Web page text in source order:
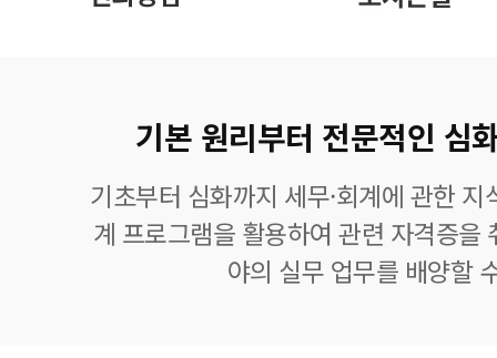
기본 원리부터 전문적인 심
기초부터 심화까지 세무·회계에 관한
계 프로그램을 활용하여 관련 자격증을
야의 실무 업무를 배양할